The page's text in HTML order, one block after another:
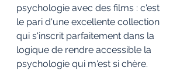
psychologie avec des films : c'est
le pari d'une excellente collection
qui s'inscrit parfaitement dans la
logique de rendre accessible la
psychologie qui m'est si chère.